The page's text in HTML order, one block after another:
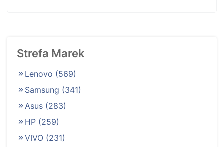
Strefa Marek
Lenovo (569)
Samsung (341)
Asus (283)
HP (259)
VIVO (231)